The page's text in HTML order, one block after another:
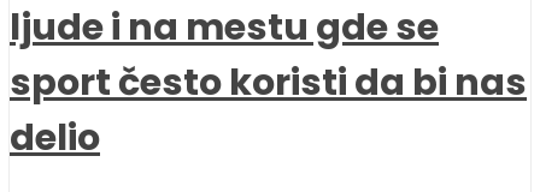
ljude i na mestu gde se
sport često koristi da bi nas
delio